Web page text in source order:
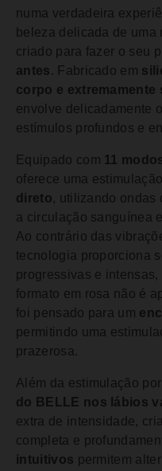
numa verdadeira
beleza delicada de
criado para fazer o seu
antes . Fabricado em
corpo e extremamente
envolve delicadamente
estímulos profundos e
Equipado com 11
oferece uma
direto, utilizando ondas
a circulação sanguínea
Ao contrário das
tecnologia proporciona
progressivas e
formato em rosa não é
foi pensado para um
permitindo uma
prazerosa.
Além da estimulação
do BELLE nos lábios
extra de intensidade,
completa e
intuitivos permitem